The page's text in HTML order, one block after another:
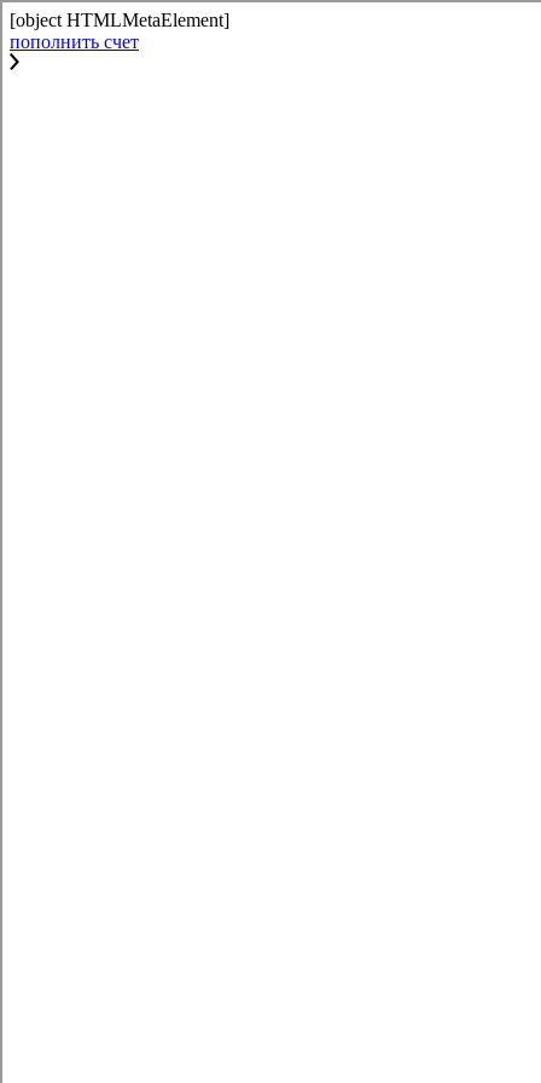
[object HTMLMetaElement]
пополнить счет